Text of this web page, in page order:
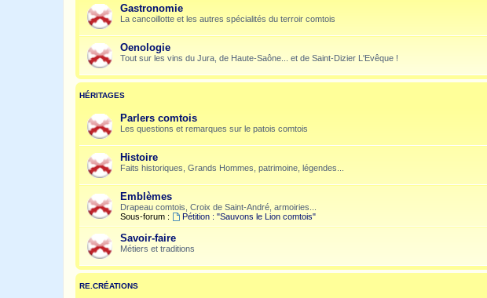
Gastronomie
La cancoillotte et les autres spécialités du terroir comtois
Oenologie
Tout sur les vins du Jura, de Haute-Saône... et de Saint-Dizier L'Evêque !
HÉRITAGES
Parlers comtois
Les questions et remarques sur le patois comtois
Histoire
Faits historiques, Grands Hommes, patrimoine, légendes...
Emblèmes
Drapeau comtois, Croix de Saint-André, armoiries...
Sous-forum :
Pétition : "Sauvons le Lion comtois"
Savoir-faire
Métiers et traditions
RE.CRÉATIONS